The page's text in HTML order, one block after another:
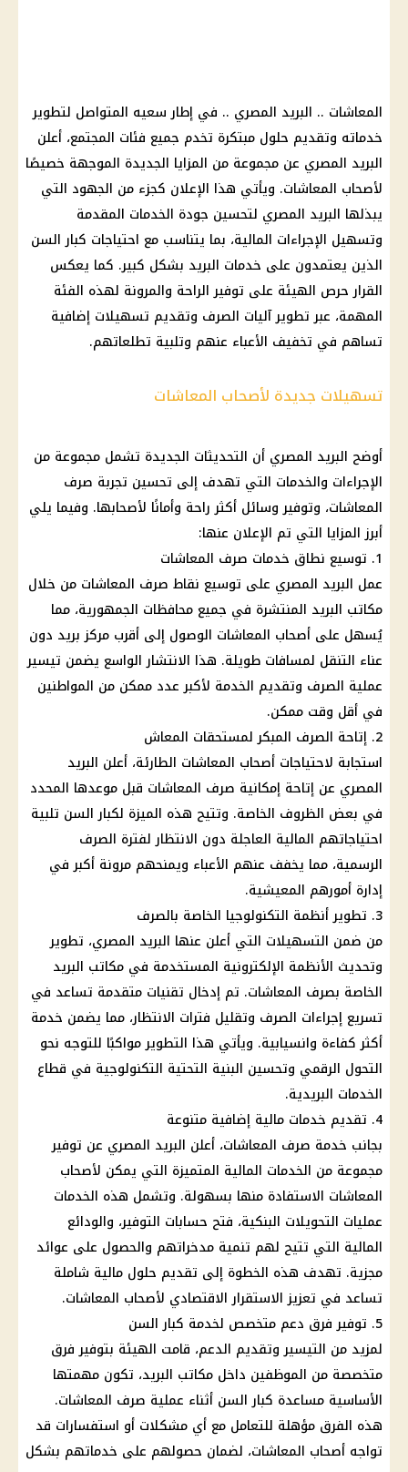
المعاشات .. البريد المصري .. في إطار سعيه المتواصل لتطوير
خدماته وتقديم حلول مبتكرة تخدم جميع فئات المجتمع، أعلن
البريد المصري عن مجموعة من المزايا الجديدة الموجهة خصيصًا
لأصحاب المعاشات. ويأتي هذا الإعلان كجزء من الجهود التي
يبذلها البريد المصري لتحسين جودة الخدمات المقدمة
وتسهيل الإجراءات المالية، بما يتناسب مع احتياجات كبار السن
الذين يعتمدون على خدمات البريد بشكل كبير. كما يعكس
القرار حرص الهيئة على توفيرالراحة والمرونة لهذه الفئة
المهمة، عبر تطوير آليات الصرف وتقديم تسهيلات إضافية
تساهم في تخفيف الأعباء عنهم وتلبية تطلعاتهم.
تسهيلات جديدة لأصحاب المعاشات
أوضح البريد المصري أن التحديثات الجديدة تشمل مجموعة من
الإجراءات والخدمات التي تهدف إلى تحسين تجربة صرف
المعاشات، وتوفير وسائل أكثر راحة وأمانًا لأصحابها. وفيما يلي
أبرز المزايا التي تم الإعلان عنها:
1. توسيع نطاق خدمات
صرف المعاشات
عمل البريد المصري على توسيع نقاط صرف المعاشات من خلال
مكاتب البريد المنتشرة في جميعمحافظات الجمهورية، مما
يُسهل على أصحاب المعاشات الوصول إلى أقرب مركزبريد دون
عناء التنقل لمسافات طويلة. هذا الانتشار الواسع يضمن تيسير
عملية الصرف وتقديم الخدمة لأكبر عدد ممكن من المواطنين
في أقل وقت ممكن.
2. إتاحة الصرف المبكر لمستحقات
المعاش
استجابة لاحتياجات أصحاب المعاشات الطارئة، أعلن البريد
المصري عن إتاحة إمكانية صرف المعاشات قبل موعدها المحدد
في بعض الظروف الخاصة. وتتيح هذه الميزة لكبار السن تلبية
احتياجاتهم المالية العاجلة دون الانتظار لفترة الصرف
الرسمية، مما يخفف عنهم الأعباء ويمنحهم مرونة أكبر في
إدارة أمورهم المعيشية.
3. تطوير أنظمة التكنولوجيا الخاصة بالصرف
من ضمن التسهيلات التي أعلن عنها البريد المصري، تطوير
وتحديث الأنظمة الإلكترونية المستخدمة في مكاتب البريد
الخاصة بصرف المعاشات. تم إدخال تقنيات متقدمة تساعد في
تسريع إجراءات الصرف وتقليل فترات الانتظار، مما يضمن خدمة
أكثر كفاءة وانسيابية. ويأتي هذا التطوير مواكبًا للتوجه نحو
التحول الرقمي وتحسين البنية التحتية التكنولوجية في قطاع
الخدمات البريدية.
4. تقديم خدمات
مالية إضافية متنوعة
بجانب خدمة صرف المعاشات، أعلن البريد المصري عن توفير
مجموعة من الخدمات المالية المتميزة التي يمكن لأصحاب
المعاشات الاستفادة منها بسهولة. وتشمل هذه الخدمات
عمليات التحويلات البنكية، فتح حسابات التوفير، والودائع
المالية التي تتيح لهم تنمية مدخراتهم والحصول على عوائد
مجزية. تهدف هذه الخطوة إلى تقديم حلول مالية شاملة
تساعد في تعزيز الاستقرار الاقتصادي لأصحاب المعاشات.
5. توفيرفرق دعم متخصص لخدمة كبار السن
لمزيد من التيسير وتقديم الدعم، قامت الهيئة بتوفير فرق
متخصصة من الموظفين داخل مكاتب البريد، تكون مهمتها
الأساسية مساعدة كبار السن أثناء عملية صرف المعاشات.
هذه الفرق مؤهلة للتعامل مع أي مشكلات أو استفسارات قد
تواجه أصحاب المعاشات، لضمان حصولهم على خدماتهم بشكل